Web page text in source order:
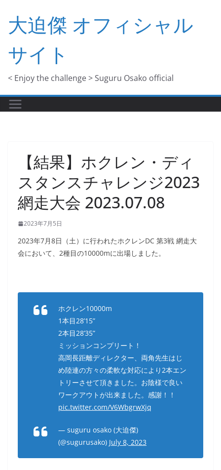
大迫傑 オフィシャル
サイト
< Enjoy the challenge > Suguru Osako official
【結果】ホクレン・ディ
スタンスチャレンジ2023
網走大会 2023.07.08
2023年7月5日
2023年7月8日（土）に行われたホクレンDC 第3戦 網走大
会において、2種目の10000mに出場しました。
ホクレン10000m
1本目28’15”
2本目28’35”
ミッションコンプリート！
高岡長距離ディレクター、両角先生はじ
め陸連の方々の柔軟な対応により2本エン
トリーさせて頂きました。お陰様で良い
ワークアウトが出来ました。感謝！！
pic.twitter.com/V6WbgrwXjq
— suguru osako (大迫傑)
(@sugurusako) July 8, 2023